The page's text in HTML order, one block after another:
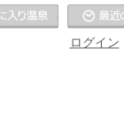
ログイン
お気に入り